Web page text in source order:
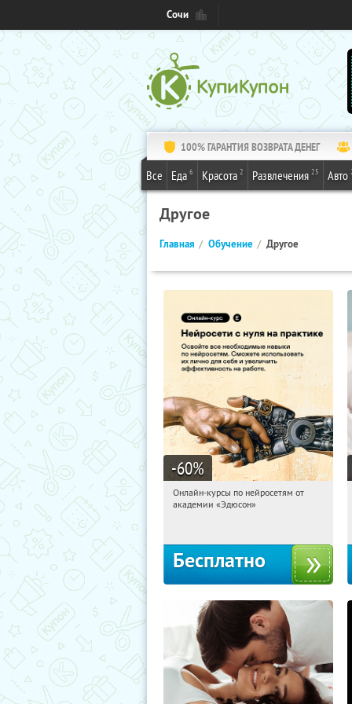
Сочи
100% ГАРАНТИЯ ВОЗВРАТА ДЕНЕГ
Все Еда 6 Красота 2 Развлечения 25 Авто
Другое
Главная Обучение Другое
-60%
03:19:16 Получили:
Онлайн-курсы по нейросетям от
академии «Эдюсон»
Бесплатно